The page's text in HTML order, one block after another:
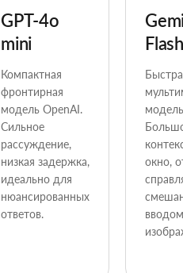
GPT-4o
mini
Компактная
фронтирная
модель OpenAI.
Сильное
рассуждение,
низкая задержка,
идеально для
нюансированных
ответов.
Flash
окно,